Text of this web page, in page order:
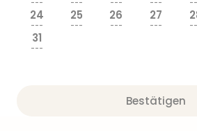
--- --- --- ---
24
---
25
---
26
---
27
---
31
---
Bestätigen